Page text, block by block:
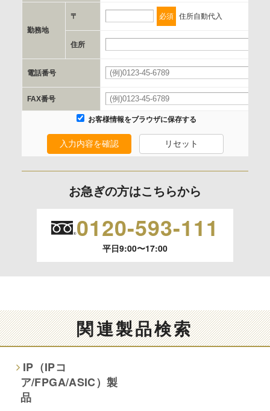
e.個人情報取り扱いに関する契約
当社と当該企業/団体とは、個人情報取扱に関する覚書の締結
を行います。
委託の有無
なし
保有個人データの開示等および問合わせ窓口について
の停止、消去および 第三者への提供の停止（「開示等」とい
開示等のご請求は、下記お問い合わせ先窓口へご連絡願いま
情報提供は任意ですが、情報を提供しなかった場合、情報の
項目によってはお問い合わせ等に
ご回答できない場合がございます。
本人が容易に認識できない方法による取得
勤務地
〒 必須 住所自動代入
住所
電話番号
FAX番号
お客様情報をブラウザに保存する
入力内容を確認 リセット
お急ぎの方はこちらから
0120-593-111
平日9:00〜17:00
関連製品検索
IP（IPコ
ア/FPGA/ASIC）製
品